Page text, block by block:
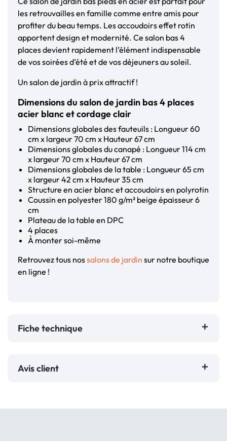
les retrouvailles en famille comme entre amis pour
profiter du beau temps. Les accoudoirs effet rotin
apportent design et modernité. Ce salon bas 4
places devient rapidement l’élément indispensable
de vos soirées d’été et de vos déjeuners au soleil.
Un salon de jardin à prix attractif !
Dimensions du salon de jardin bas 4 places
acier blanc et cordage clair
Dimensions globales des fauteuils : Longueur 60
cm x largeur 70 cm x Hauteur 67 cm
Dimensions globales du canapé : Longueur 114 cm
x largeur 70 cm x Hauteur 67 cm
Dimensions globales de la table : Longueur 65 cm
x largeur 42 cm x Hauteur 35 cm
Structure en acier blanc et accoudoirs en polyrotin
Coussin en polyester 180 g/m² beige épaisseur 6
cm
Plateau de la table en DPC
4 places
À monter soi-même
Retrouvez tous nossalons de jardin sur notre boutique
en ligne !
Fiche technique
Avis client